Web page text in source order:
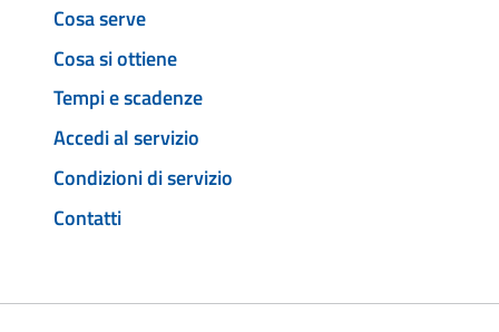
Cosa serve
Cosa si ottiene
Tempi e scadenze
Accedi al servizio
Condizioni di servizio
Contatti